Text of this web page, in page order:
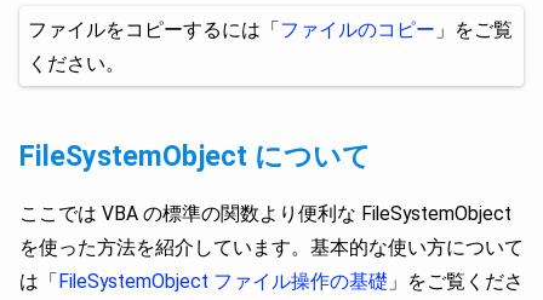
ファイルをコピーするには「ファイルのコピー 」をご覧
ください。
FileSystemObject について
ここでは VBA の標準の関数より便利な FileSystemObject
を使った方法を紹介しています。基本的な使い方について
は「FileSystemObject ファイル操作の基礎 」をご覧くださ